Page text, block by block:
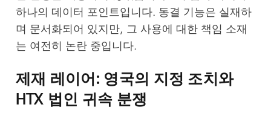
하나의 데이터 포인트입니다. 동결 기능은 실재하
며 문서화되어 있지만, 그 사용에 대한 책임 소재
는 여전히 논란 중입니다.
제재 레이어: 영국의 지정 조치와
HTX 법인 귀속 분쟁